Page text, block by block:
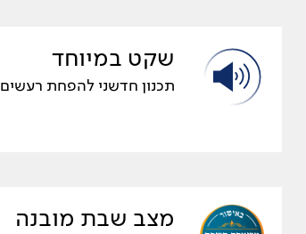
שקט במיוחד
תכנון חדשני להפחת רעשים
מצב שבת מובנה